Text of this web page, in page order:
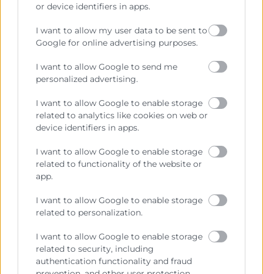
or device identifiers in apps.
I want to allow my user data to be sent to
Google for online advertising purposes.
I want to allow Google to send me
personalized advertising.
I want to allow Google to enable storage
related to analytics like cookies on web or
device identifiers in apps.
I want to allow Google to enable storage
related to functionality of the website or
app.
I want to allow Google to enable storage
related to personalization.
I want to allow Google to enable storage
related to security, including
authentication functionality and fraud
Elige cuál será tu próximo
paso
Avanza en tu desarrollo profesional y conviértete en un